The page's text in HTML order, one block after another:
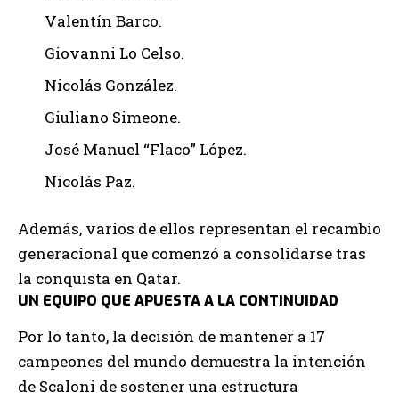
Valentín Barco.
Giovanni Lo Celso.
Nicolás González.
Giuliano Simeone.
José Manuel “Flaco” López.
Nicolás Paz.
Además, varios de ellos representan el recambio
generacional que comenzó a consolidarse tras
la conquista en Qatar.
UN EQUIPO QUE APUESTA A LA CONTINUIDAD
Por lo tanto, la decisión de mantener a 17
campeones del mundo demuestra la intención
de Scaloni de sostener una estructura